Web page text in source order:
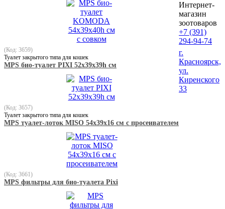
(Код: 3659)
Туалет закрытого типа для кошек
MPS био-туалет PIXI 52х39х39h см
(Код: 3657)
Туалет закрытого типа для кошек
MPS туалет-лоток MISO 54х39х16 см с просеивателем
(Код: 3661)
MPS фильтры для био-туалета Pixi
Интернет-
магазин
зоотоваров
+7 (391)
294-94-74
г.
Красноярск,
ул.
Киренского
33